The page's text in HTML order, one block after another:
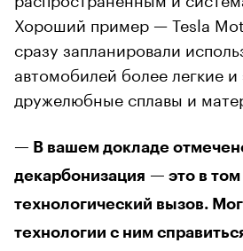
Хороший пример — Tesla
сразу запланировали
автомобилей более легкие и
дружелюбные сплавы и
— В вашем докладе
декарбонизация — это в том
технологический вызов.
технологии с ним